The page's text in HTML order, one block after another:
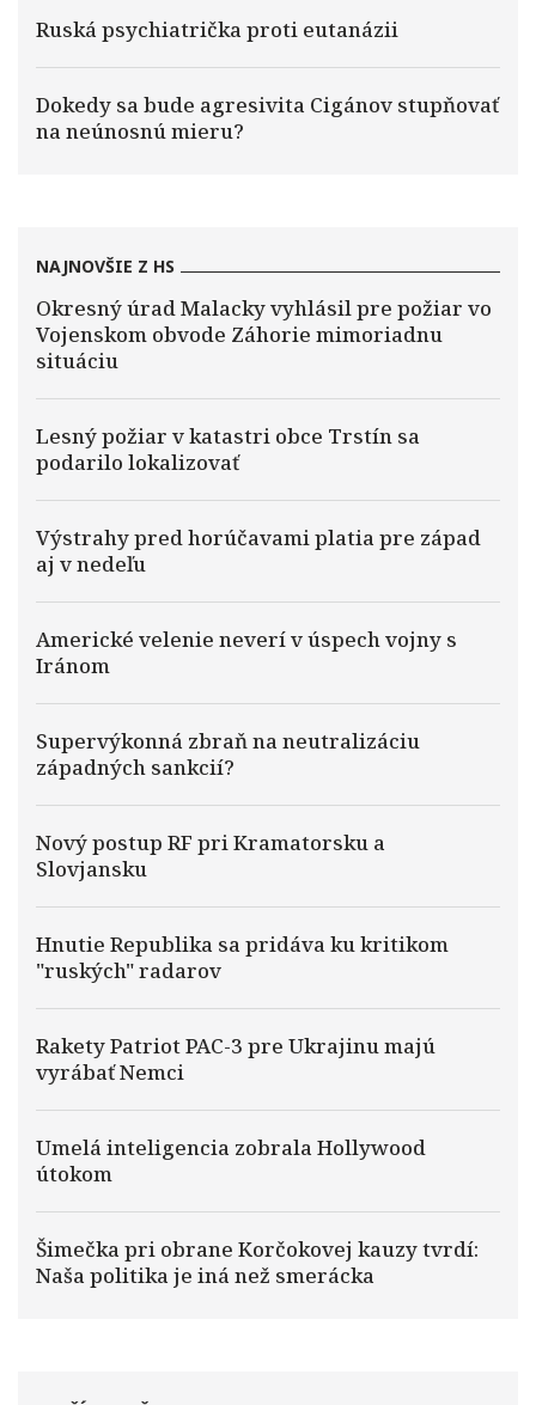
Ruská psychiatrička proti eutanázii
Dokedy sa bude agresivita Cigánov stupňovať
na neúnosnú mieru?
NAJNOVŠIE Z HS
Okresný úrad Malacky vyhlásil pre požiar vo
Vojenskom obvode Záhorie mimoriadnu
situáciu
Lesný požiar v katastri obce Trstín sa
podarilo lokalizovať
Výstrahy pred horúčavami platia pre západ
aj v nedeľu
Americké velenie neverí v úspech vojny s
Iránom
Supervýkonná zbraň na neutralizáciu
západných sankcií?
Nový postup RF pri Kramatorsku a
Slovjansku
Hnutie Republika sa pridáva ku kritikom
"ruských" radarov
Rakety Patriot PAC-3 pre Ukrajinu majú
vyrábať Nemci
Umelá inteligencia zobrala Hollywood
útokom
Šimečka pri obrane Korčokovej kauzy tvrdí:
Naša politika je iná než smerácka